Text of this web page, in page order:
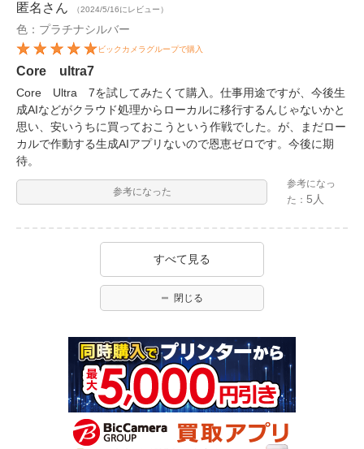
匿名 さん （2024/5/16にレビュー）
色：プラチナシルバー
ビックカメラグループで購入
Core ultra7
Core Ultra 7を試してみたくて購入。仕事用途ですが、今後生
成AIなどがクラウド処理からローカルに移行するんじゃないかと
思い、安いうちに買っておこうという作戦でした。が、まだロー
カルで作動する生成AIアプリないので恩恵ゼロです。今後に期
待。
参考になった
参考になっ
た： 5人
すべて見る
閉じる